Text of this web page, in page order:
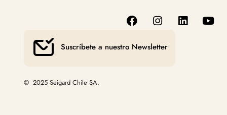
Suscríbete a nuestro Newsletter
© 2025 Seigard Chile SA.